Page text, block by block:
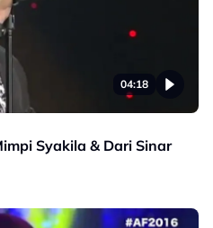
04:18
Syakila & Dari Sinar